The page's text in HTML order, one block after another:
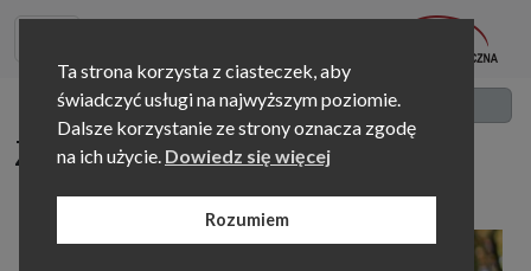
Nasi nauczyciele
Ziemowit Świtalski
PianoForte
Ta strona korzysta z ciasteczek, aby
świadczyć usługi na najwyższym poziomie.
Dalsze korzystanie ze strony oznacza zgodę
na ich użycie. Dowiedz się więcej
Rozumiem